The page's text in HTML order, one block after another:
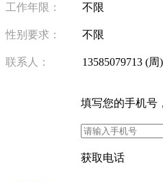
工作年限： 不限
性别要求： 不限
联系人： 13585079713 (周)
填写您的手机号
获取电话